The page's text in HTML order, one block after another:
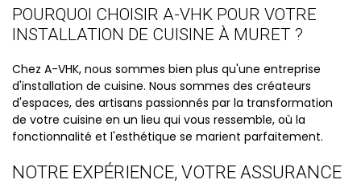
POURQUOI CHOISIR A-VHK POUR VOTRE
INSTALLATION DE CUISINE À MURET ?
Chez A-VHK, nous sommes bien plus qu'une entreprise
d'installation de cuisine. Nous sommes des créateurs
d'espaces, des artisans passionnés par la transformation
de votre cuisine en un lieu qui vous ressemble, où la
fonctionnalité et l'esthétique se marient parfaitement.
NOTRE EXPÉRIENCE, VOTRE ASSURANCE